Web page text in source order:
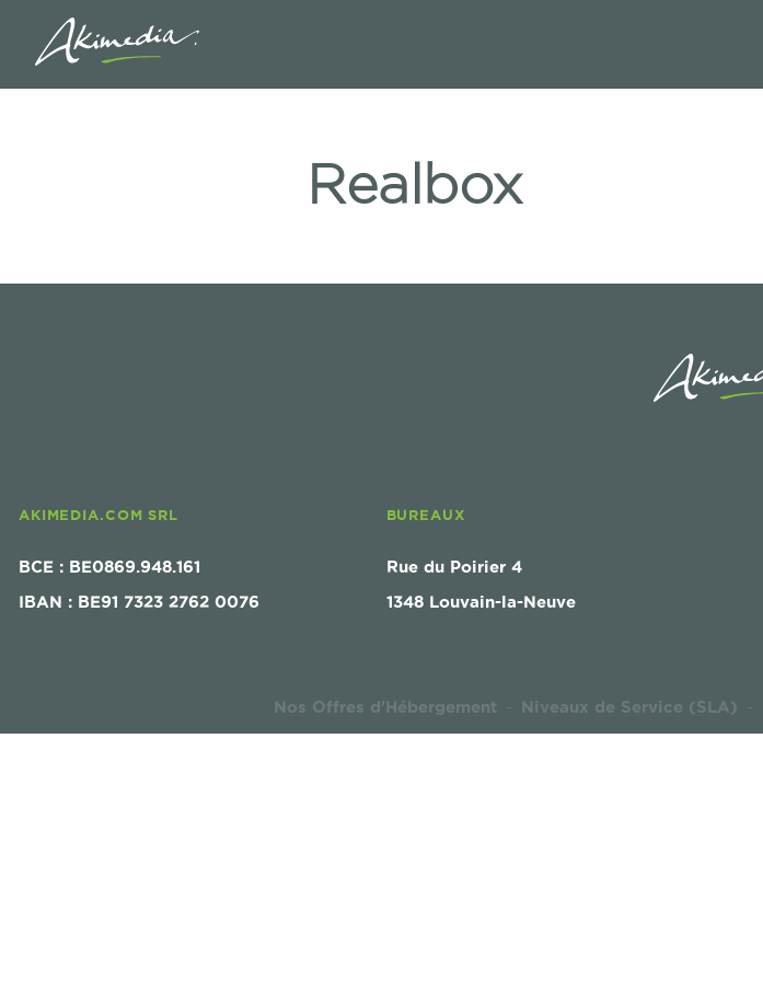
Realbox
AKIMEDIA.COM SRL
BCE : BE0869.948.161
IBAN : BE91 7323 2762 0076
BUREAUX
Rue du Poirier 4
1348 Louvain-la-Neuve
Nos Offres d'Hébergement - Niveaux de Service (SLA) -